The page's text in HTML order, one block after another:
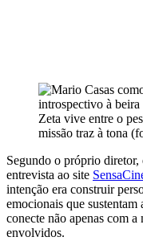
Zeta vive entre o
missão traz à tona
Segundo o próprio
entrevista ao site
intenção era construir
emocionais que
conecte não apenas com
envolvidos.